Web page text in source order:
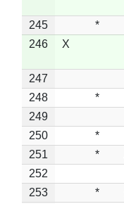
245 *
246
X
247
248
*
249
250
*
251
*
252
253
*